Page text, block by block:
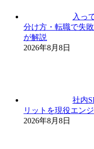
入っ
分け方・転職で失
が解説
2026年8月8日
社内
リットを現役エン
2026年8月8日